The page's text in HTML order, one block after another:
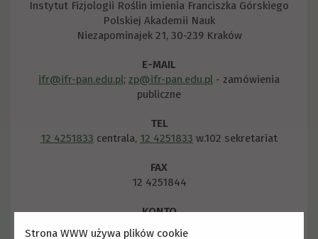
Instytut Fizjologii Roślin imienia Franciszka Górskiego
Polskiej Akademii Nauk
Niezapominajek 21, 30-239 Kraków
E-MAIL
ifr@ifr-pan.edu.pl; zp@ifr-pan.edu.pl - zamówienia
publiczne
TEL
12 4251833 centrala, 12 4251833 w.102 sekretariat
FAX
12 4251844
KONTO
31 1130 1150 0012 1266 3720 0001
Strona WWW używa plików cookie